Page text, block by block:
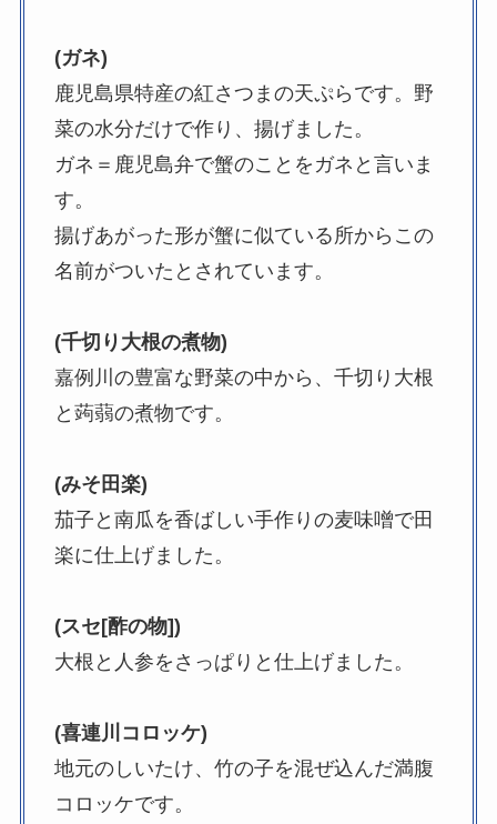
(ガネ)
鹿児島県特産の紅さつまの天ぷらです。野
菜の水分だけで作り、揚げました。
ガネ＝鹿児島弁で蟹のことをガネと言いま
す。
揚げあがった形が蟹に似ている所からこの
名前がついたとされています。
(千切り大根の煮物)
嘉例川の豊富な野菜の中から、千切り大根
と蒟蒻の煮物です。
(みそ田楽)
茄子と南瓜を香ばしい手作りの麦味噌で田
楽に仕上げました。
(スセ[酢の物])
大根と人参をさっぱりと仕上げました。
(喜連川コロッケ)
地元のしいたけ、竹の子を混ぜ込んだ満腹
コロッケです。